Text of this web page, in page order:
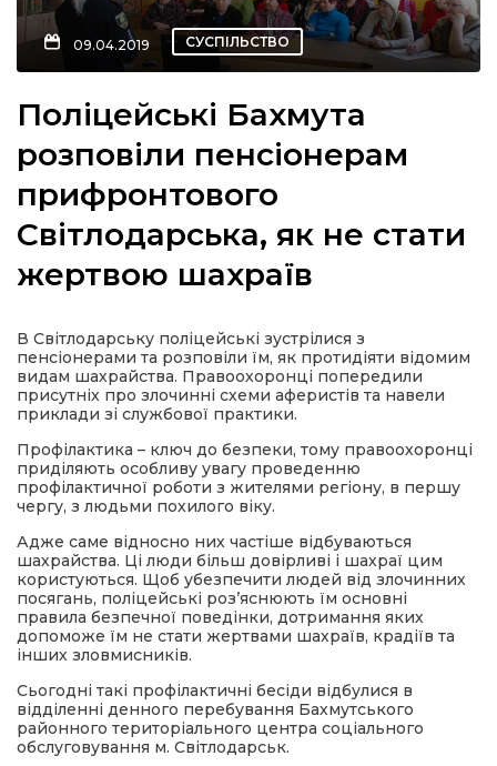
політика
місія
09.04.2019 СУСПІЛЬСТВО
Поліцейські Бахмута
розповіли пенсіонерам
прифронтового
Світлодарська, як не стати
жертвою шахраїв
В Світлодарську поліцейські зустрілися з
пенсіонерами та розповіли їм, як протидіяти відомим
видам шахрайства. Правоохоронці попередили
присутніх про злочинні схеми аферистів та навели
приклади зі службової практики.
Профілактика – ключ до безпеки, тому правоохоронці
приділяють особливу увагу проведенню
профілактичної роботи з жителями регіону, в першу
чергу, з людьми похилого віку.
Адже саме відносно них частіше відбуваються
шахрайства. Ці люди більш довірливі і шахраї цим
користуються. Щоб убезпечити людей від злочинних
посягань, поліцейські роз’яснюють їм основні
правила безпечної поведінки, дотримання яких
допоможе їм не стати жертвами шахраїв, крадіїв та
інших зловмисників.
Сьогодні такі профілактичні бесіди відбулися в
відділенні денного перебування Бахмутського
районного територіального центра соціального
обслуговування м. Світлодарськ.